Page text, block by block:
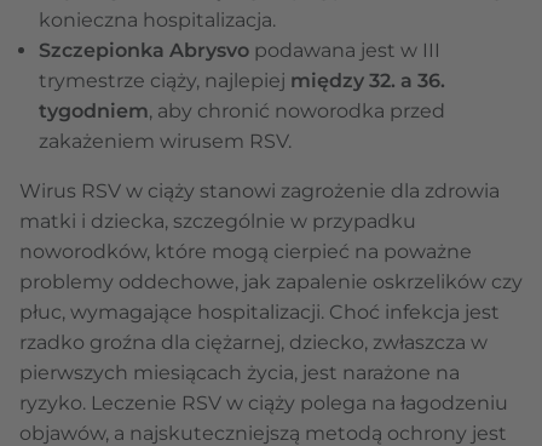
konieczna hospitalizacja.
Szczepionka Abrysvo podawana jest w III
trymestrze ciąży, najlepiej między 32. a 36.
tygodniem, aby chronić noworodka przed
zakażeniem wirusem RSV.
Wirus RSV w ciąży stanowi zagrożenie dla zdrowia
matki i dziecka, szczególnie w przypadku
noworodków, które mogą cierpieć na poważne
problemy oddechowe, jak zapalenie oskrzelików czy
płuc, wymagające hospitalizacji. Choć infekcja jest
rzadko groźna dla ciężarnej, dziecko, zwłaszcza w
pierwszych miesiącach życia, jest narażone na
ryzyko. Leczenie RSV w ciąży polega na łagodzeniu
objawów, a najskuteczniejszą metodą ochrony jest